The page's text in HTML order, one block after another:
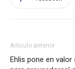
Artículo anterior
Ehlis pone en valor